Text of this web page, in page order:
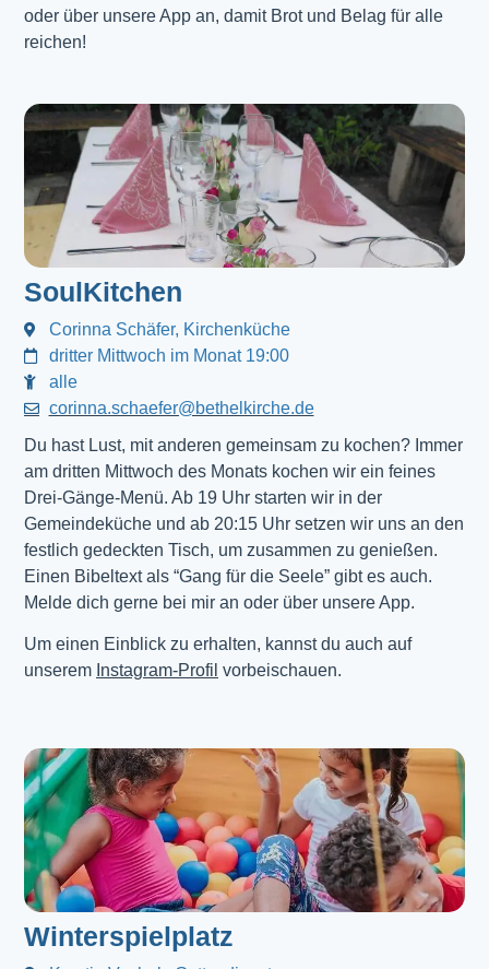
oder über unsere App an, damit Brot und Belag für alle
reichen!
SoulKitchen
Corinna Schäfer, Kirchenküche
dritter Mittwoch im Monat 19:00
alle
corinna.schaefer@bethelkirche.de
Du hast Lust, mit anderen gemeinsam zu kochen? Immer
am dritten Mittwoch des Monats kochen wir ein feines
Drei-Gänge-Menü. Ab 19 Uhr starten wir in der
Gemeindeküche und ab 20:15 Uhr setzen wir uns an den
festlich gedeckten Tisch, um zusammen zu genießen.
Einen Bibeltext als “Gang für die Seele” gibt es auch.
Melde dich gerne bei mir an oder über unsere App.
Um einen Einblick zu erhalten, kannst du auch auf
unserem Instagram-Profil vorbeischauen.
Winterspielplatz